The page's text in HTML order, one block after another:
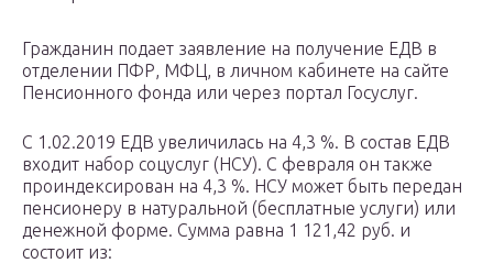
Гражданин подает заявление на получение ЕДВ в
отделении ПФР, МФЦ, в личном кабинете на сайте
Пенсионного фонда или через портал Госуслуг.
С 1.02.2019 ЕДВ увеличилась на 4,3 %. В состав ЕДВ
входит набор соцуслуг (НСУ). С февраля он также
проиндексирован на 4,3 %. НСУ может быть передан
пенсионеру в натуральной (бесплатные услуги) или
денежной форме. Сумма равна 1 121,42 руб. и
состоит из: